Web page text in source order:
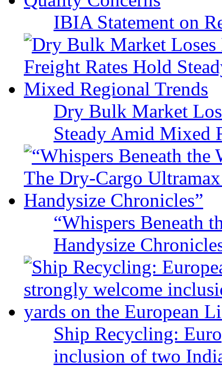
IBIA Statement on
Dry Bulk Market
Steady Amid Mixed
“Whispers Beneath
Handysize
Ship Recycling:
inclusion of two